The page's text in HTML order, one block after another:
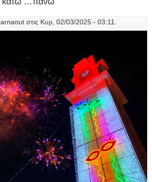
στις Κυρ, 02/03/2025 - 03:11.